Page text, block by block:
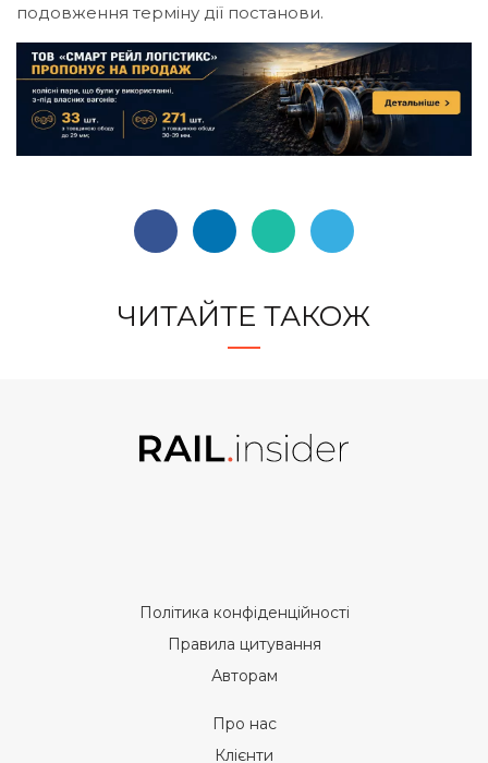
подовження терміну дії постанови.
ЧИТАЙТЕ ТАКОЖ
Політика конфіденційності
Правила цитування
Авторам
Про нас
Клієнти